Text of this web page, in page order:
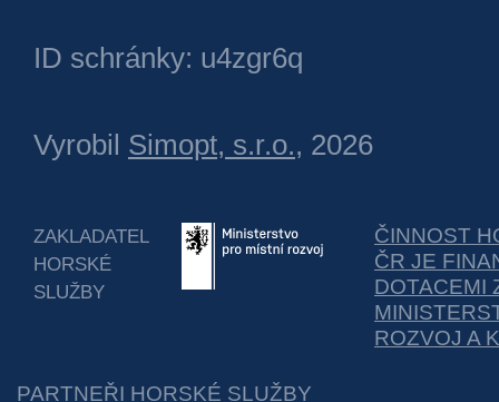
ID schránky: u4zgr6q
Vyrobil Simopt, s.r.o., 2026
ZAKLADATEL
HORSKÉ
SLUŽBY
ČINNOST
ČR JE
DOTACEMI
ROZVOJ A
PARTNEŘI HORSKÉ SLUŽBY